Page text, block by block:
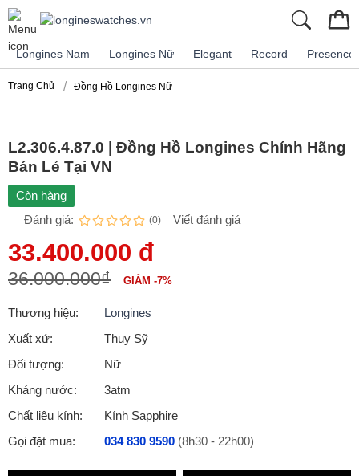
Longines Nam Longines Nữ Elegant Record Presence
Trang Chủ Đồng Hồ Longines Nữ
L2.306.4.87.0 | Đồng Hồ Longines Chính Hãng
Bán Lẻ Tại VN
Còn hàng
Đánh giá:
(0) Viết đánh giá
33.400.000 đ
36.000.000₫ GIẢM -7%
Thương hiệu:
Longines
Xuất xứ:
Thụy Sỹ
Đối tượng:
Nữ
Kháng nước:
3atm
Chất liệu kính:
Kính Sapphire
Gọi đặt mua:
034 830 9590 (8h30 - 22h00)